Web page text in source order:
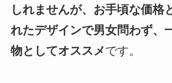
しれませんが、お手頃な価格
れたデザインで男女問わず、
物としてオススメです。